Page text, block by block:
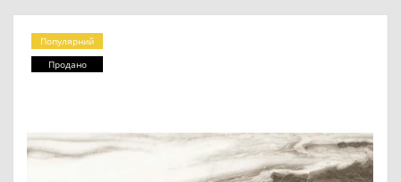
Популярний
Продано